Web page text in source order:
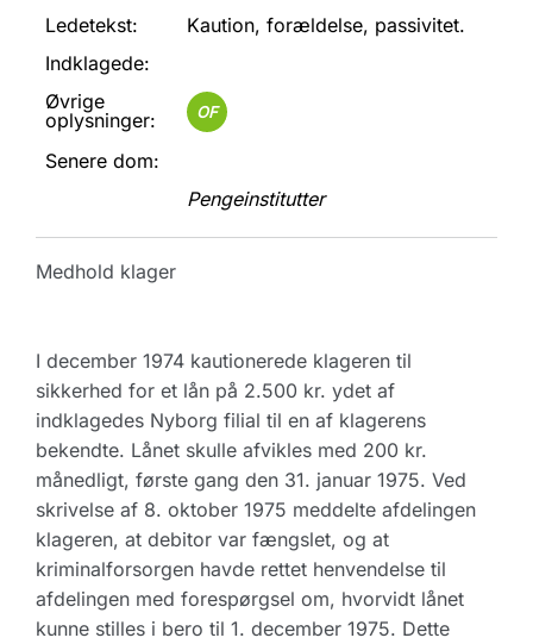
Ledetekst:
Kaution, forældelse, passivitet.
Indklagede:
Øvrige
oplysninger:
OF
Senere dom:
Pengeinstitutter
Medhold klager
I december 1974 kautionerede klageren til
sikkerhed for et lån på 2.500 kr. ydet af
indklagedes Nyborg filial til en af klagerens
bekendte. Lånet skulle afvikles med 200 kr.
månedligt, første gang den 31. januar 1975. Ved
skrivelse af 8. oktober 1975 meddelte afdelingen
klageren, at debitor var fængslet, og at
kriminalforsorgen havde rettet henvendelse til
afdelingen med forespørgsel om, hvorvidt lånet
kunne stilles i bero til 1. december 1975. Dette